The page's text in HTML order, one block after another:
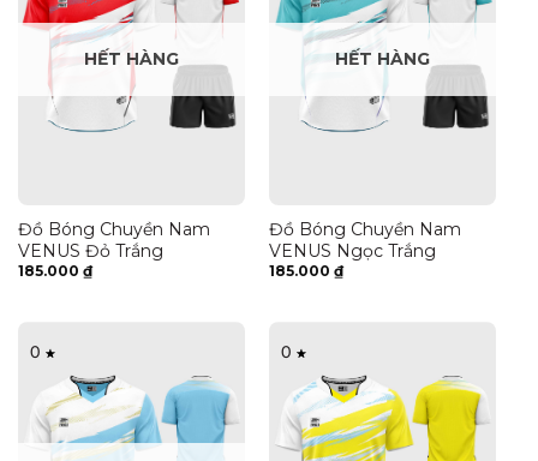
HẾT HÀNG
Đồ Bóng Chuyền Nam
VENUS Đỏ Trắng
185.000 ₫
HẾT HÀNG
Đồ Bóng Chuyền Nam
VENUS Ngọc Trắng
185.000 ₫
0 0